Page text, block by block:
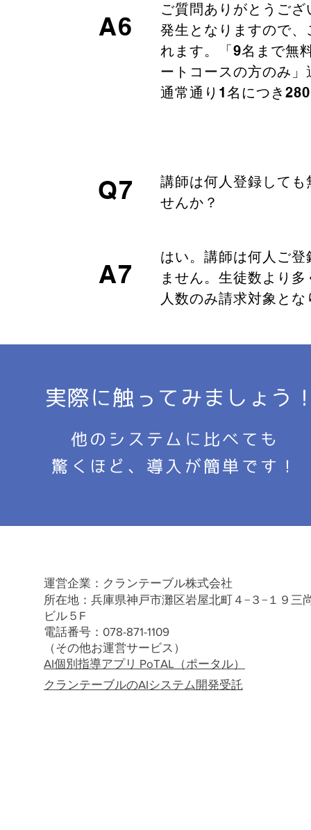
A6
ご質問ありがとうご
発生となりますので
れます。「9名まで無
ートコースの方のみ
通常通り1名につき
Q7
講師は何人登録して
せんか？
A7
はい。講師は何人ご
ません。生徒数より
人数のみ請求対象とな
実際に触ってみましょう
他のシステムに比べても
​驚くほど、導入が簡単です！
運営企業：クランテーブル株式会社
所在地：兵庫県神戸市灘区岩屋北町４−３−１９三
ビル５F
​電話番号：078-871-1109
（その他お運営サービス）
AI個別指導アプリ PoTAL（ポータル）
クランテーブルのAIシステム開発受託